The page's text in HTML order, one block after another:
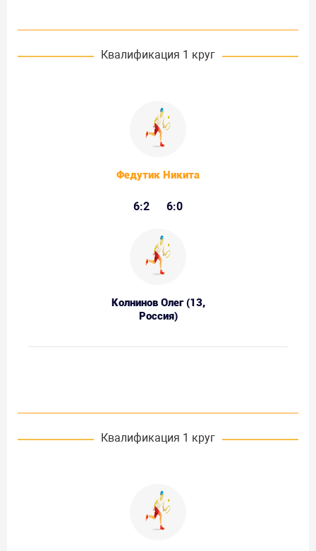
Квалификация 1 круг
Федутик Никита
6:2 6:0
Колнинов Олег (13,
Россия)
Квалификация 1 круг